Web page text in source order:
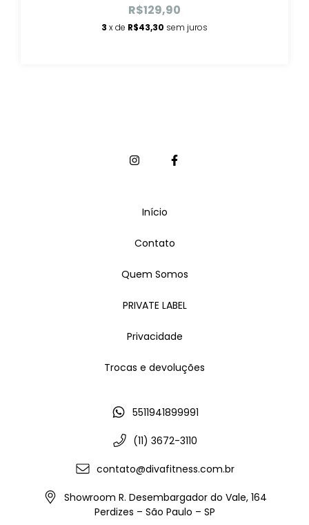
R$129,90
3 x de R$43,30 sem juros
Início
Contato
Quem Somos
PRIVATE LABEL
Privacidade
Trocas e devoluções
5511941899991
(11) 3672-3110
contato@divafitness.com.br
Showroom R. Desembargador do Vale, 164
Perdizes – São Paulo – SP